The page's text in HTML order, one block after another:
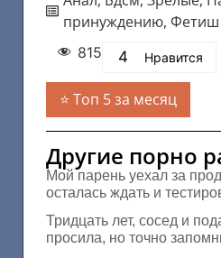
принуждению, Фетиш
815 4 Нравится
Топ 5 за месяц
Другие порно
Мой парень уехал за
осталась ждать и
Тридцать лет, сосед и
просила, но точно